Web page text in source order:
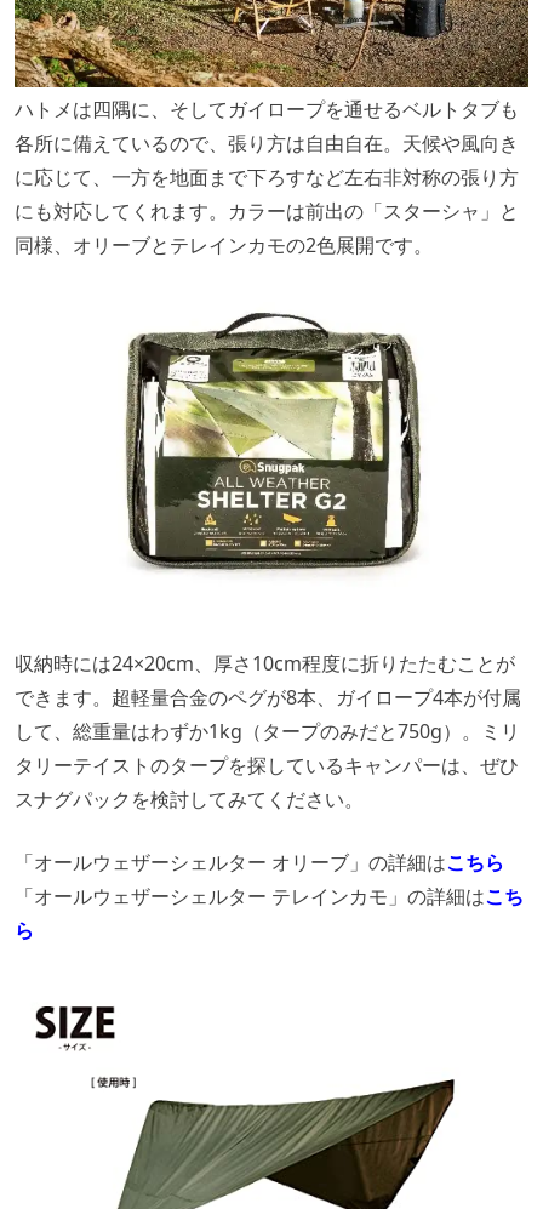
ハトメは四隅に、そしてガイロープを通せるベルトタブも
各所に備えているので、張り方は自由自在。天候や風向き
に応じて、一方を地面まで下ろすなど左右非対称の張り方
にも対応してくれます。カラーは前出の「スターシャ」と
同様、オリーブとテレインカモの2色展開です。
収納時には24×20cm、厚さ10cm程度に折りたたむことが
できます。超軽量合⾦のペグが8本、ガイロープ4本が付属
して、総重量はわずか1kg（タープのみだと750g）。ミリ
タリーテイストのタープを探しているキャンパーは、ぜひ
スナグパックを検討してみてください。
「オールウェザーシェルター オリーブ」の詳細はこちら
「オールウェザーシェルター テレインカモ」の詳細はこち
ら